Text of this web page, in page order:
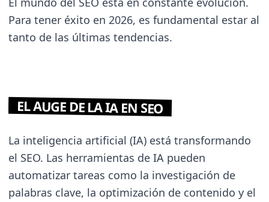
Para tener éxito en 2026, es fundamental estar al
tanto de las últimas tendencias.
EL AUGE DE LA IA EN SEO
La inteligencia artificial (IA) está transformando
el SEO. Las herramientas de IA pueden
automatizar tareas como la investigación de
palabras clave, la optimización de contenido y el